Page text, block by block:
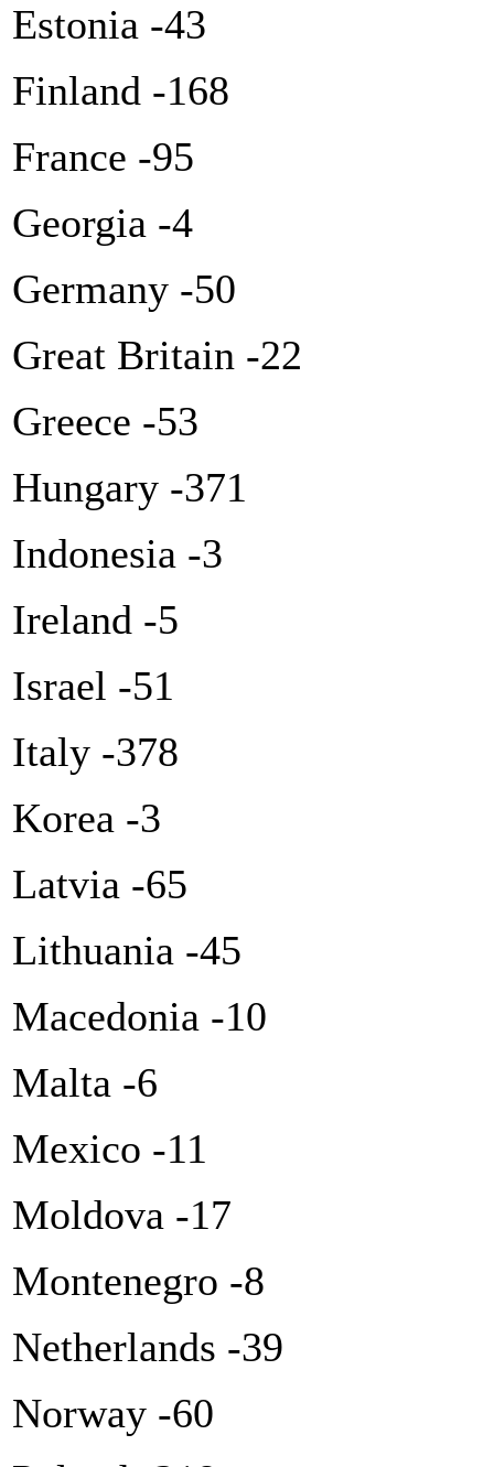
Estonia -43
Finland -168
France -95
Georgia -4
Germany -50
Great Britain -22
Greece -53
Hungary -371
Indonesia -3
Ireland -5
Israel -51
Italy -378
Korea -3
Latvia -65
Lithuania -45
Macedonia -10
Malta -6
Mexico -11
Moldova -17
Montenegro -8
Netherlands -39
Norway -60